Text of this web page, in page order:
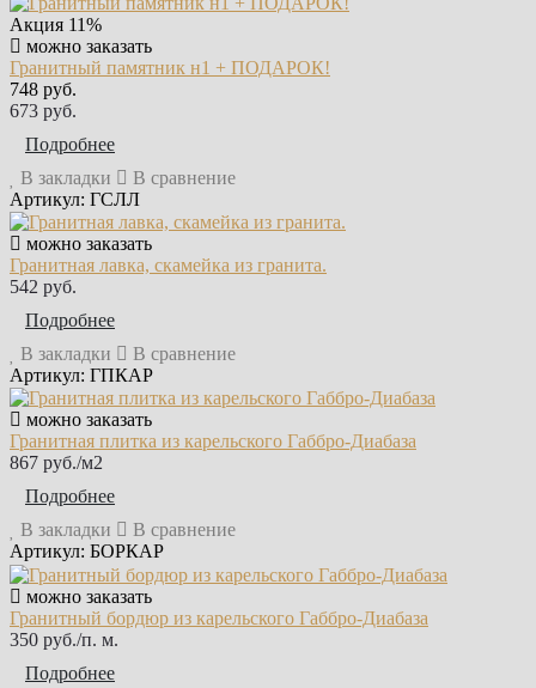
Акция 11%
можно заказать
Гранитный памятник н1 + ПОДАРОК!
748 руб.
673 руб.
Подробнее
В закладки
В сравнение
Артикул: ГСЛЛ
можно заказать
Гранитная лавка, скамейка из гранита.
542 руб.
Подробнее
В закладки
В сравнение
Артикул: ГПКАР
можно заказать
Гранитная плитка из карельского Габбро‑Диабаза
867 руб./м2
Подробнее
В закладки
В сравнение
Артикул: БОРКАР
можно заказать
Гранитный бордюр из карельского Габбро‑Диабаза
350 руб./п. м.
Подробнее